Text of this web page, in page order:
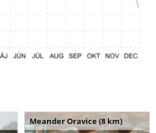
Meander Oravice (8 km)